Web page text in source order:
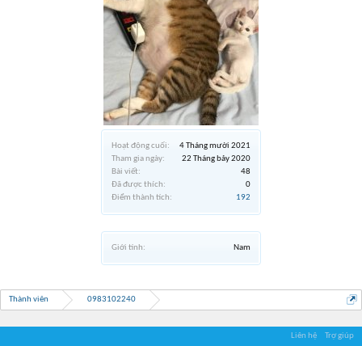
Hoạt động cuối:
4 Tháng mười 2021
Tham gia ngày:
22 Tháng bảy 2020
Bài viết:
48
Đã được thích:
0
Điểm thành tích:
192
Giới tính: Nam
Thành viên 0983102240
Liên hệ Trợ giúp